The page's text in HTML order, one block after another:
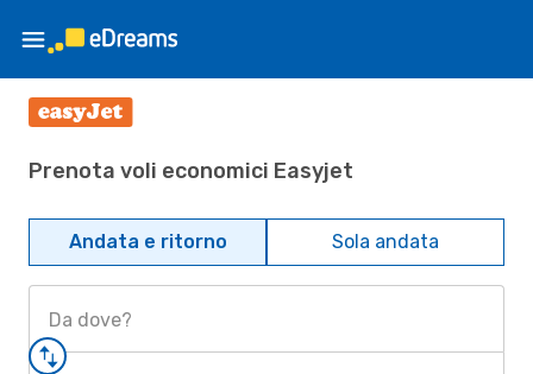
Prenota voli economici Easyjet
Andata e ritorno Sola andata
Da dove?